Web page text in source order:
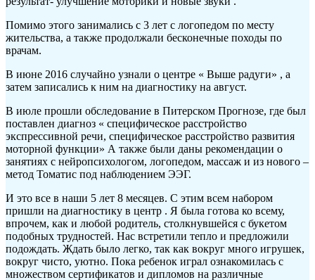
Помимо этого занимались с 3 лет с логопедом по месту
жительства, а также продолжали бесконечные походы по
врачам.
В июне 2016 случайно узнали о центре « Выше радуги» , а
затем записались к ним на диагностику на август.
В июле прошли обследование в Питерском Прогнозе, где был
поставлен диагноз « специфическое расстройство
экспрессивной речи, специфическое расстройство развития
моторной функции» А также были даны рекомендации о
занятиях с нейропсихологом, логопедом, массаж и из нового –
метод Томатис под наблюдением ЭЭГ.
И это все в наши 5 лет 8 месяцев. С этим всем набором
пришли на диагностику в центр . Я была готова ко всему,
впрочем, как и любой родитель, столкнувшейся с букетом
подобных трудностей. Нас встретили тепло и предложили
подождать. Ждать было легко, так как вокруг много игрушек,
вокруг чисто, уютно. Пока ребенок играл ознакомилась с
множеством сертификатов и дипломов на различные